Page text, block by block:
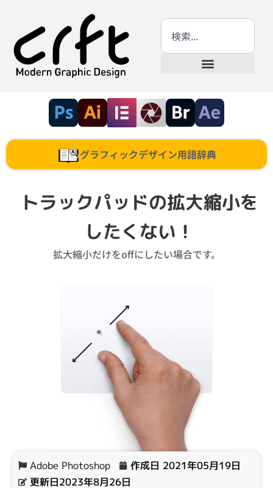
グラフィックデザイン用語辞典
トラックパッドの拡大縮小を
したくない！
拡大縮小だけをoffにしたい場合です。
Adobe Photoshop 作成日 2021年05月19日
更新日2023年8月26日